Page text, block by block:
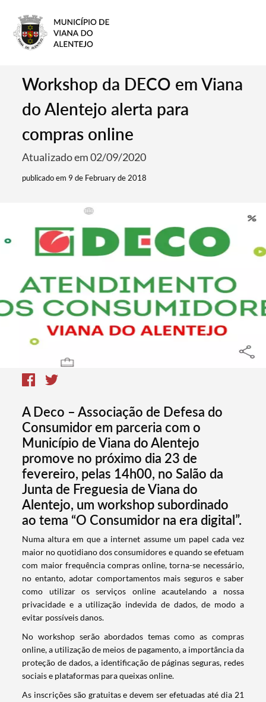
Workshop da DECO em Viana
do Alentejo alerta para
compras online
Atualizado em 02/09/2020
publicado em 9 de February de 2018
A Deco – Associação de Defesa do
Consumidor em parceria com o
Município de Viana do Alentejo
promove no próximo dia 23 de
fevereiro, pelas 14h00, no Salão da
Junta de Freguesia de Viana do
Alentejo, um workshop subordinado
ao tema “O Consumidor na era digital”.
​Numa altura em que a internet assume um papel cada vez
maior no quotidiano dos consumidores e quando se efetuam
com maior frequência compras online, torna-se necessário,
no entanto, adotar comportamentos mais seguros e saber
como utilizar os serviços online acautelando a nossa
privacidade e a utilização indevida de dados, de modo a
evitar possíveis danos.
No workshop serão abordados temas como as compras
online, a utilização de meios de pagamento, a importância da
proteção de dados, a identificação de páginas seguras, redes
sociais e plataformas para queixas online.
As inscrições são gratuitas e devem ser efetuadas até dia 21